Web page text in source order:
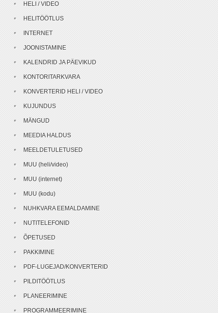
HELI / VIDEO
HELITÖÖTLUS
INTERNET
JOONISTAMINE
KALENDRID JA PÄEVIKUD
KONTORITARKVARA
KONVERTERID HELI / VIDEO
KUJUNDUS
MÄNGUD
MEEDIA HALDUS
MEELDETULETUSED
MUU (heli/video)
MUU (internet)
MUU (kodu)
NUHKVARA EEMALDAMINE
NUTITELEFONID
ÕPETUSED
PAKKIMINE
PDF-LUGEJAD/KONVERTERID
PILDITÖÖTLUS
PLANEERIMINE
PROGRAMMEERIMINE